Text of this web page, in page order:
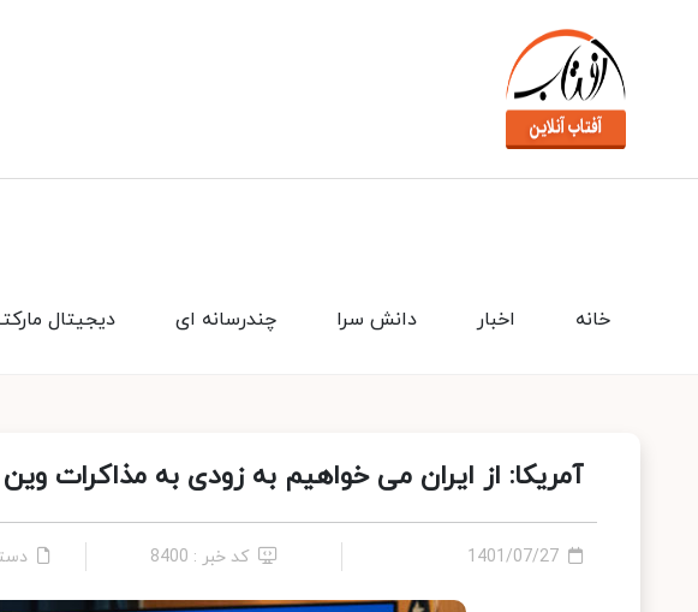
دیجیتال چندرسانه ای دانش سرا اخبار خانه
آمریکا: از ایران می خواهیم به زودی به مذاکرات وین
1401/07/27 کد خبر : 8400